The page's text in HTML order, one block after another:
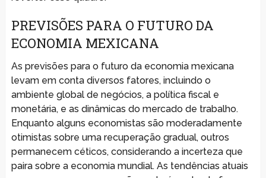
PREVISÕES PARA O FUTURO DA
ECONOMIA MEXICANA
As previsões para o futuro da economia mexicana
levam em conta diversos fatores, incluindo o
ambiente global de negócios, a política fiscal e
monetária, e as dinâmicas do mercado de trabalho.
Enquanto alguns economistas são moderadamente
otimistas sobre uma recuperação gradual, outros
permanecem céticos, considerando a incerteza que
paira sobre a economia mundial. As tendências atuais